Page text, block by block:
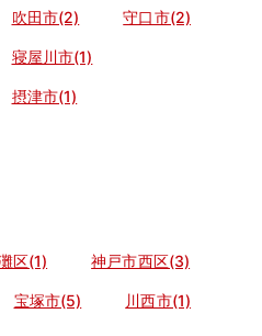
吹田市(2) 守口市(2)
寝屋川市(1)
摂津市(1)
区(1) 神戸市西区(3)
宝塚市(5) 川西市(1)